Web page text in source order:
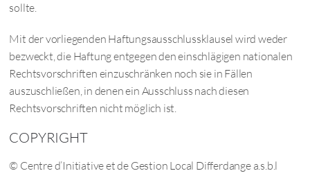
sollte.
Mit der vorliegenden Haftungsausschlussklausel wird weder
bezweckt, die Haftung entgegen den einschlägigen nationalen
Rechtsvorschriften einzuschränken noch sie in Fällen
auszuschließen, in denen ein Ausschluss nach diesen
Rechtsvorschriften nicht möglich ist.
COPYRIGHT
© Centre d’Initiative et de Gestion Local Differdange a.s.b.l